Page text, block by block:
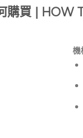
購買 | HOW
機